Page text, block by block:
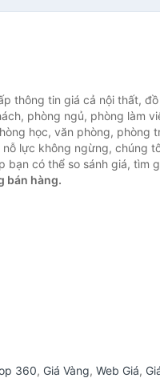
thông tin giá cả nội thất, đồ
phòng ngủ, phòng làm
học, văn phòng, phòng
lực không ngừng, chúng
bạn có thể so sánh giá, tìm
bán hàng.
360, Giá Vàng, Web Giá,